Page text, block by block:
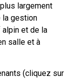
largement
la gestion
et de la
salle et à
(cliquez sur